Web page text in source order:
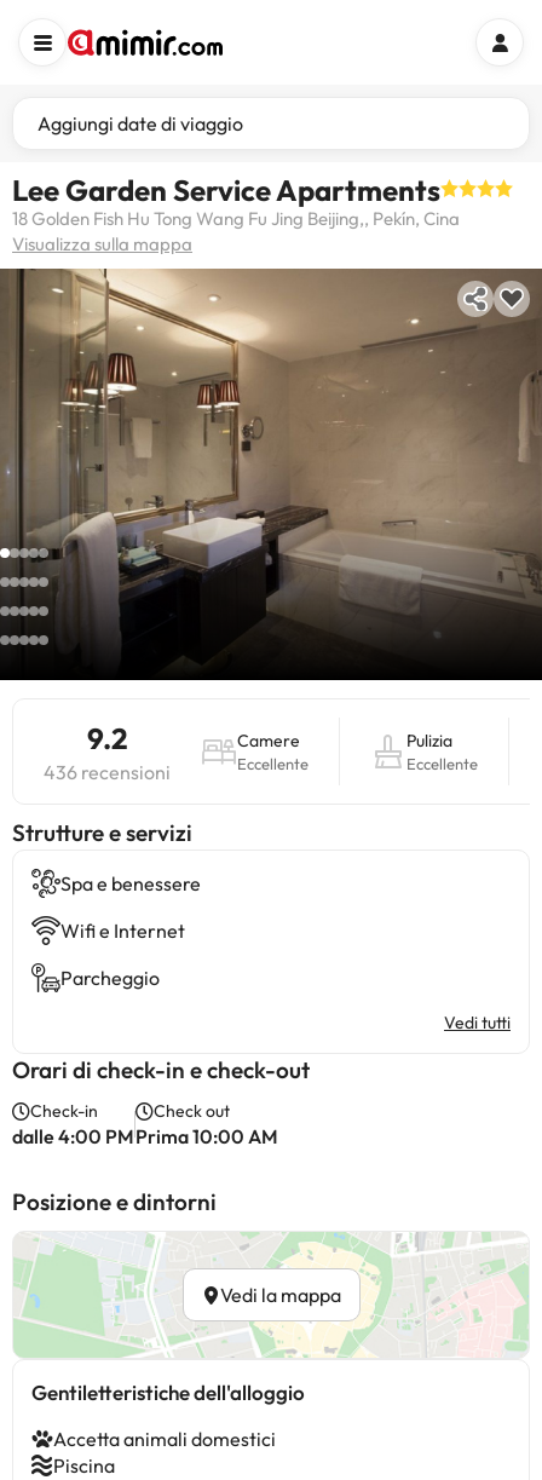
Aggiungi date di viaggio
Lee Garden Service Apartments
18 Golden Fish Hu Tong Wang Fu Jing Beijing,, Pekín, Cina
Visualizza sulla mappa
9.2
436 recensioni
Camere
Eccellente
Pulizia
Eccellente
​Strutture e servizi
Spa e benessere
Wifi e Internet
Parcheggio
Vedi tutti
Orari di check-in e check-out
Check-in
dalle 4:00 PM
Check out
Prima 10:00 AM
Posizione e dintorni
Vedi la mappa
Gentiletteristiche dell'alloggio
Accetta animali domestici
Piscina